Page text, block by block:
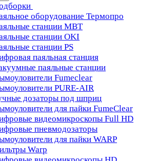
оборудование Термопро
станции MBT
станции OKI
станции PS
паяльная станция
паяльные станции
Fumeclear
PURE-AIR
дозаторы под шприц
для пайки FumeClear
видеомикроскопы Full HD
пневмодозаторы
для пайки WARP
Warp